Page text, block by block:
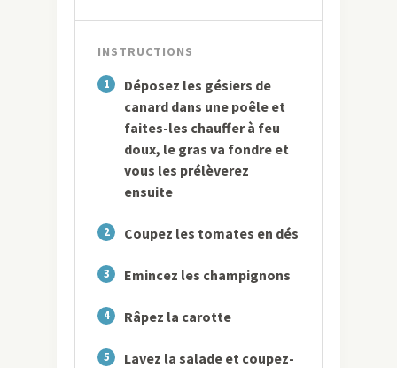
INSTRUCTIONS
1
Déposez les gésiers de
canard dans une poêle et
faites-les chauffer à feu
doux, le gras va fondre et
vous les prélèverez
ensuite
2 Coupez les tomates en dés
3 Emincez les champignons
4 Râpez la carotte
5
Lavez la salade et coupez-